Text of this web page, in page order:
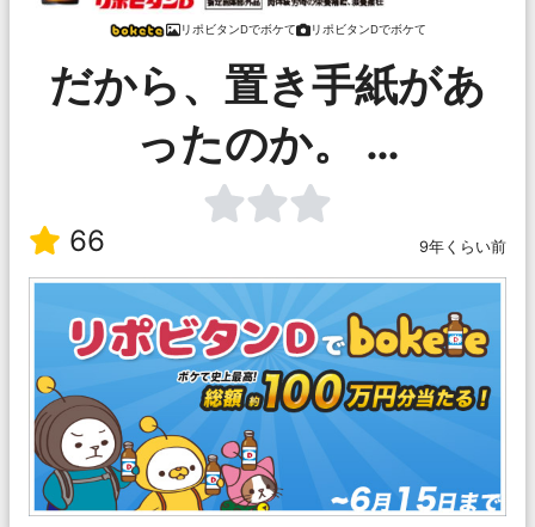
リポビタンDでボケて リポビタンDでボケて
だから、置き手紙があ
ったのか。 …
66 9年くらい前